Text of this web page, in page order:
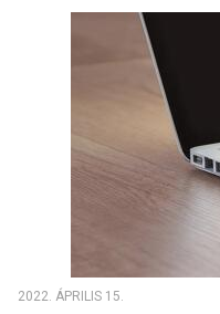
2022. ÁPRILIS 15.